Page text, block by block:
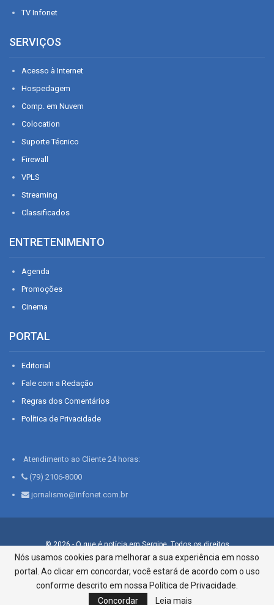
TV Infonet
SERVIÇOS
Acesso à Internet
Hospedagem
Comp. em Nuvem
Colocation
Suporte Técnico
Firewall
VPLS
Streaming
Classificados
ENTRETENIMENTO
Agenda
Promoções
Cinema
PORTAL
Editorial
Fale com a Redação
Regras dos Comentários
Política de Privacidade
Atendimento ao Cliente 24 horas:
(79) 2106-8000
jornalismo@infonet.com.br
© 2026 - O que é notícia em Sergipe. Todos os direitos
reservados.
Infonet - Rua Monsenhor Silveira 276, Bairro São José |
Aracaju-SE, CEP 49015-030, Fone: 79.2106.8000 - CI Centro de
Informações LTDA
Nós usamos cookies para melhorar a sua experiência em nosso
portal. Ao clicar em concordar, você estará de acordo com o uso
conforme descrito em nossa Política de Privacidade.
Concordar
Leia mais